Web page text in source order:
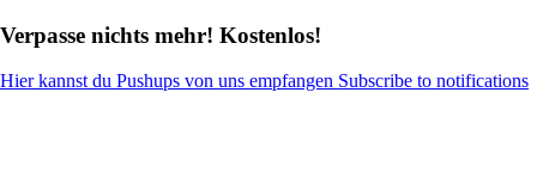
Verpasse nichts mehr! Kostenlos!
Hier kannst du Pushups von uns empfangen Subscribe to notifications